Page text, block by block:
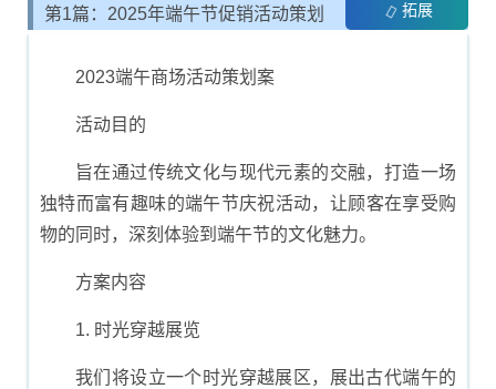
第1篇：2025年端午节促销活动策划 拓展
2023端午商场活动策划案
活动目的
旨在通过传统文化与现代元素的交融，打造一场
独特而富有趣味的端午节庆祝活动，让顾客在享受购
物的同时，深刻体验到端午节的文化魅力。
方案内容
1. 时光穿越展览
我们将设立一个时光穿越展区，展出古代端午的